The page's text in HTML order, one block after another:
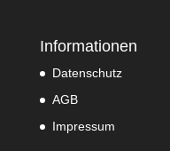
Informationen
Datenschutz
AGB
Impressum